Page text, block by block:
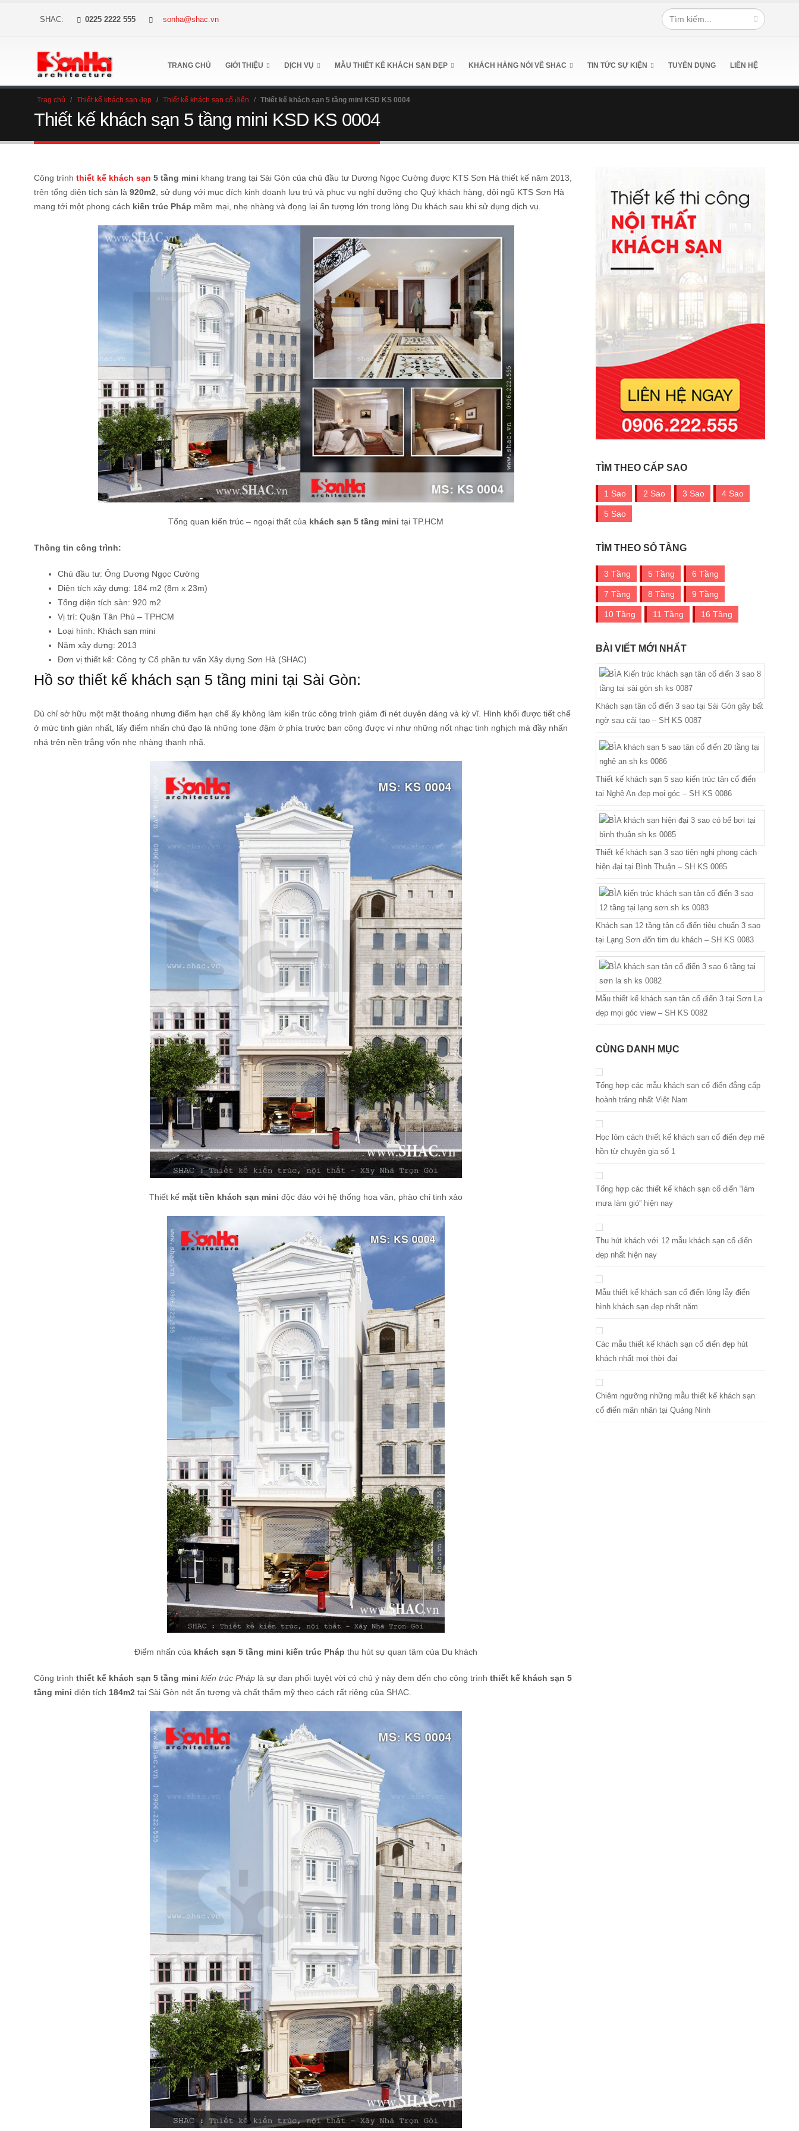
SHAC: 0225 2222 555 sonha@shac.vn
TRANG CHỦ GIỚI THIỆU DỊCH VỤ MẪU THIẾT KẾ KHÁCH SẠN ĐẸP KHÁCH HÀNG NÓI VỀ SHAC TIN TỨC SỰ KIỆN TUYỂN DỤNG LIÊN HỆ
Trag chủ / Thiết kế khách sạn đẹp / Thiết kế khách sạn cổ điển / Thiết kế khách sạn 5 tầng mini KSD KS 0004
Thiết kế khách sạn 5 tầng mini KSD KS 0004
Công trình thiết kế khách sạn 5 tầng mini khang trang tại Sài Gòn của chủ đầu tư Dương Ngọc Cường được KTS Sơn Hà thiết kế năm 2013,
trên tổng diện tích sàn là 920m2 , sử dụng với mục đích kinh doanh lưu trú và phục vụ nghỉ dưỡng cho Quý khách hàng, đội ngũ KTS Sơn Hà
mang tới một phong cách kiến trúc Pháp mềm mại, nhẹ nhàng và đọng lại ấn tượng lớn trong lòng Du khách sau khi sử dụng dịch vụ.
Tổng quan kiến trúc – ngoại thất của khách sạn 5 tầng mini tại TP.HCM
Thông tin công trình:
Chủ đầu tư: Ông Dương Ngọc Cường
Diện tích xây dựng: 184 m2 (8m x 23m)
Tổng diện tích sàn: 920 m2
Vị trí: Quận Tân Phú – TPHCM
Loại hình: Khách sạn mini
Năm xây dựng: 2013
Đơn vị thiết kế: Công ty Cổ phần tư vấn Xây dựng Sơn Hà (SHAC)
Hồ sơ thiết kế khách sạn 5 tầng mini tại Sài Gòn:
Dù chỉ sở hữu một mặt thoáng nhưng điểm hạn chế ấy không làm kiến trúc công trình giảm đi nét duyên dáng và kỳ vĩ. Hình khối được tiết chế
ở mức tinh giản nhất, lấy điểm nhấn chủ đạo là những tone đậm ở phía trước ban công được ví như những nốt nhạc tinh nghịch mà đầy nhấn
nhá trên nền trắng vốn nhẹ nhàng thanh nhã.
Thiết kế mặt tiền khách sạn mini độc đáo với hệ thống hoa văn, phào chỉ tinh xảo
Điểm nhấn của khách sạn 5 tầng mini kiến trúc Pháp thu hút sự quan tâm của Du khách
Công trình thiết kế khách sạn 5 tầng mini kiến trúc Pháp là sự đan phối tuyệt vời có chủ ý này đem đến cho công trình thiết kế khách sạn 5
tầng mini diện tích 184m2 tại Sài Gòn nét ấn tượng và chất thẩm mỹ theo cách rất riêng của SHAC.
TÌM THEO CẤP SAO
1 Sao 2 Sao 3 Sao 4 Sao
5 Sao
TÌM THEO SỐ TẦNG
3 Tầng 5 Tầng 6 Tầng
7 Tầng 8 Tầng 9 Tầng
10 Tầng 11 Tầng 16 Tầng
BÀI VIẾT MỚI NHẤT
Khách sạn tân cổ điển 3 sao tại Sài Gòn gây bất
ngờ sau cải tạo – SH KS 0087
Thiết kế khách sạn 5 sao kiến trúc tân cổ điển
tại Nghệ An đẹp mọi góc – SH KS 0086
Thiết kế khách sạn 3 sao tiện nghi phong cách
hiện đại tại Bình Thuận – SH KS 0085
Khách sạn 12 tầng tân cổ điển tiêu chuẩn 3 sao
tại Lạng Sơn đốn tim du khách – SH KS 0083
Mẫu thiết kế khách sạn tân cổ điển 3 tại Sơn La
đẹp mọi góc view – SH KS 0082
CÙNG DANH MỤC
Tổng hợp các mẫu khách sạn cổ điển đẳng cấp
hoành tráng nhất Việt Nam
Học lỏm cách thiết kế khách sạn cổ điển đẹp mê
hồn từ chuyên gia số 1
Tổng hợp các thiết kế khách sạn cổ điển “làm
mưa làm gió” hiện nay
Thu hút khách với 12 mẫu khách sạn cổ điển
đẹp nhất hiện nay
Mẫu thiết kế khách sạn cổ điển lộng lẫy điển
hình khách sạn đẹp nhất năm
Các mẫu thiết kế khách sạn cổ điển đẹp hút
khách nhất mọi thời đại
Chiêm ngưỡng những mẫu thiết kế khách sạn
cổ điển mãn nhãn tại Quảng Ninh